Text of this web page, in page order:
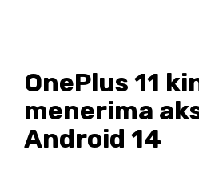
OnePlus 11
menerima
Android 14